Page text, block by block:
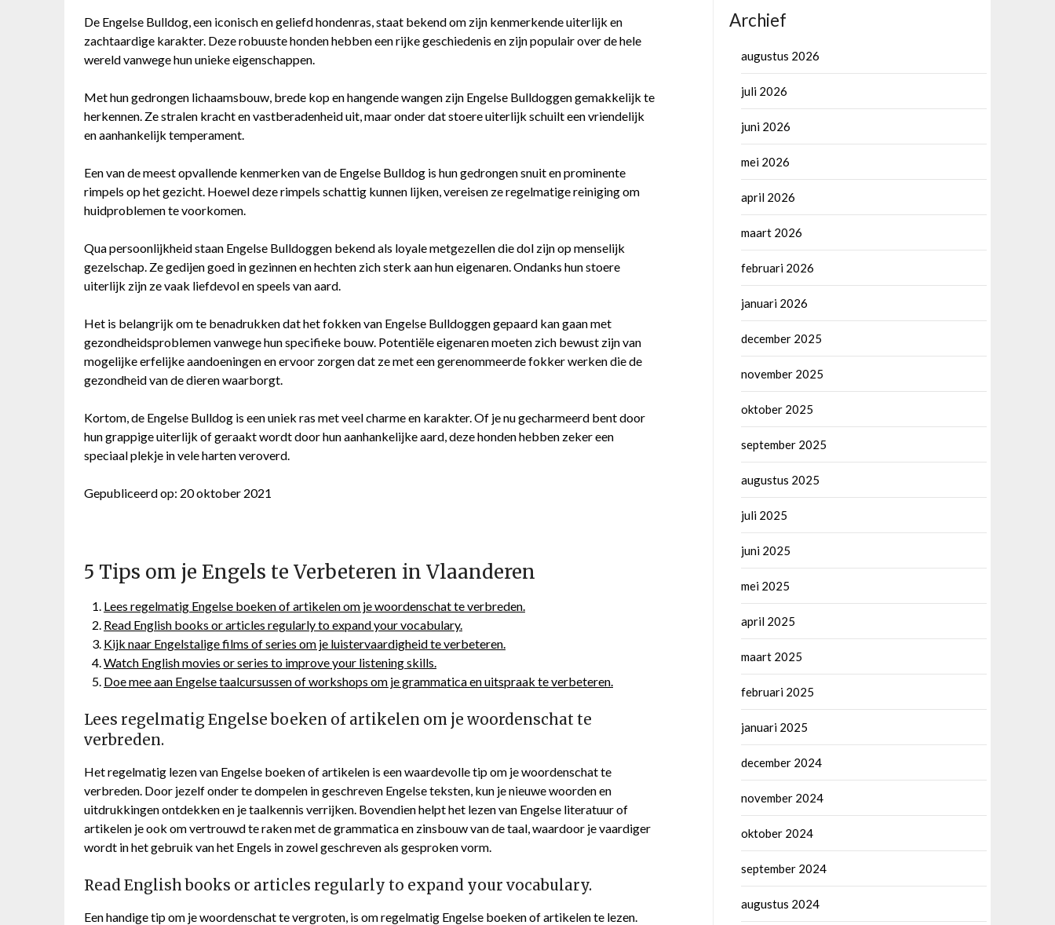
De Engelse Bulldog, een iconisch en geliefd hondenras, staat bekend om zijn kenmerkende uiterlijk en
zachtaardige karakter. Deze robuuste honden hebben een rijke geschiedenis en zijn populair over de hele
wereld vanwege hun unieke eigenschappen.
Met hun gedrongen lichaamsbouw, brede kop en hangende wangen zijn Engelse Bulldoggen gemakkelijk te
herkennen. Ze stralen kracht en vastberadenheid uit, maar onder dat stoere uiterlijk schuilt een vriendelijk
en aanhankelijk temperament.
Een van de meest opvallende kenmerken van de Engelse Bulldog is hun gedrongen snuit en prominente
rimpels op het gezicht. Hoewel deze rimpels schattig kunnen lijken, vereisen ze regelmatige reiniging om
huidproblemen te voorkomen.
Qua persoonlijkheid staan Engelse Bulldoggen bekend als loyale metgezellen die dol zijn op menselijk
gezelschap. Ze gedijen goed in gezinnen en hechten zich sterk aan hun eigenaren. Ondanks hun stoere
uiterlijk zijn ze vaak liefdevol en speels van aard.
Het is belangrijk om te benadrukken dat het fokken van Engelse Bulldoggen gepaard kan gaan met
gezondheidsproblemen vanwege hun specifieke bouw. Potentiële eigenaren moeten zich bewust zijn van
mogelijke erfelijke aandoeningen en ervoor zorgen dat ze met een gerenommeerde fokker werken die de
gezondheid van de dieren waarborgt.
Kortom, de Engelse Bulldog is een uniek ras met veel charme en karakter. Of je nu gecharmeerd bent door
hun grappige uiterlijk of geraakt wordt door hun aanhankelijke aard, deze honden hebben zeker een
speciaal plekje in vele harten veroverd.
Gepubliceerd op: 20 oktober 2021
5 Tips om je Engels te Verbeteren in Vlaanderen
Lees regelmatig Engelse boeken of artikelen om je woordenschat te verbreden.
Read English books or articles regularly to expand your vocabulary.
Kijk naar Engelstalige films of series om je luistervaardigheid te verbeteren.
Watch English movies or series to improve your listening skills.
Doe mee aan Engelse taalcursussen of workshops om je grammatica en uitspraak te verbeteren.
Lees regelmatig Engelse boeken of artikelen om je woordenschat te
verbreden.
Het regelmatig lezen van Engelse boeken of artikelen is een waardevolle tip om je woordenschat te
verbreden. Door jezelf onder te dompelen in geschreven Engelse teksten, kun je nieuwe woorden en
uitdrukkingen ontdekken en je taalkennis verrijken. Bovendien helpt het lezen van Engelse literatuur of
artikelen je ook om vertrouwd te raken met de grammatica en zinsbouw van de taal, waardoor je vaardiger
wordt in het gebruik van het Engels in zowel geschreven als gesproken vorm.
Read English books or articles regularly to expand your vocabulary.
Een handige tip om je woordenschat te vergroten, is om regelmatig Engelse boeken of artikelen te lezen.
Archief
augustus 2026
juli 2026
juni 2026
mei 2026
april 2026
maart 2026
februari 2026
januari 2026
december 2025
november 2025
oktober 2025
september 2025
augustus 2025
juli 2025
juni 2025
mei 2025
april 2025
maart 2025
februari 2025
januari 2025
december 2024
november 2024
oktober 2024
september 2024
augustus 2024